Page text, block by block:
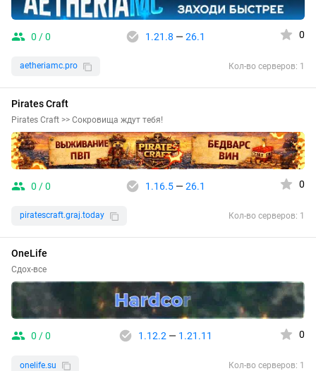
0 / 0 1.21.8 — 26.1 0
aetheriamc.pro Кол-во серверов: 1
Pirates Craft
Pirates Craft >> Сокровища ждут тебя!
0 / 0 1.16.5— 26.1 0
piratescraft.graj.today Кол-во серверов: 1
OneLife
Сдох-все
0 / 0 1.12.2— 1.21.11 0
onelife.su Кол-во серверов: 1